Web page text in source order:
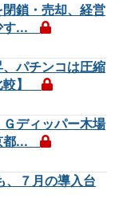
鎖・売却、経営
す...
パチンコは圧縮
較】
ディッパー木場
都...
、７月の導入台